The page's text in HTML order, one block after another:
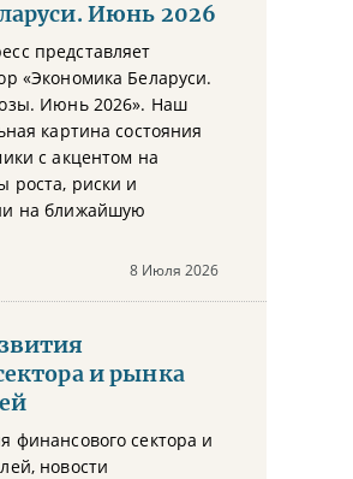
Июнь 2026
представляет
«Экономика Беларуси.
Июнь 2026». Наш
картина состояния
с акцентом на
роста, риски и
на ближайшую
8 Июля 2026
и рынка
финансового сектора и
новости